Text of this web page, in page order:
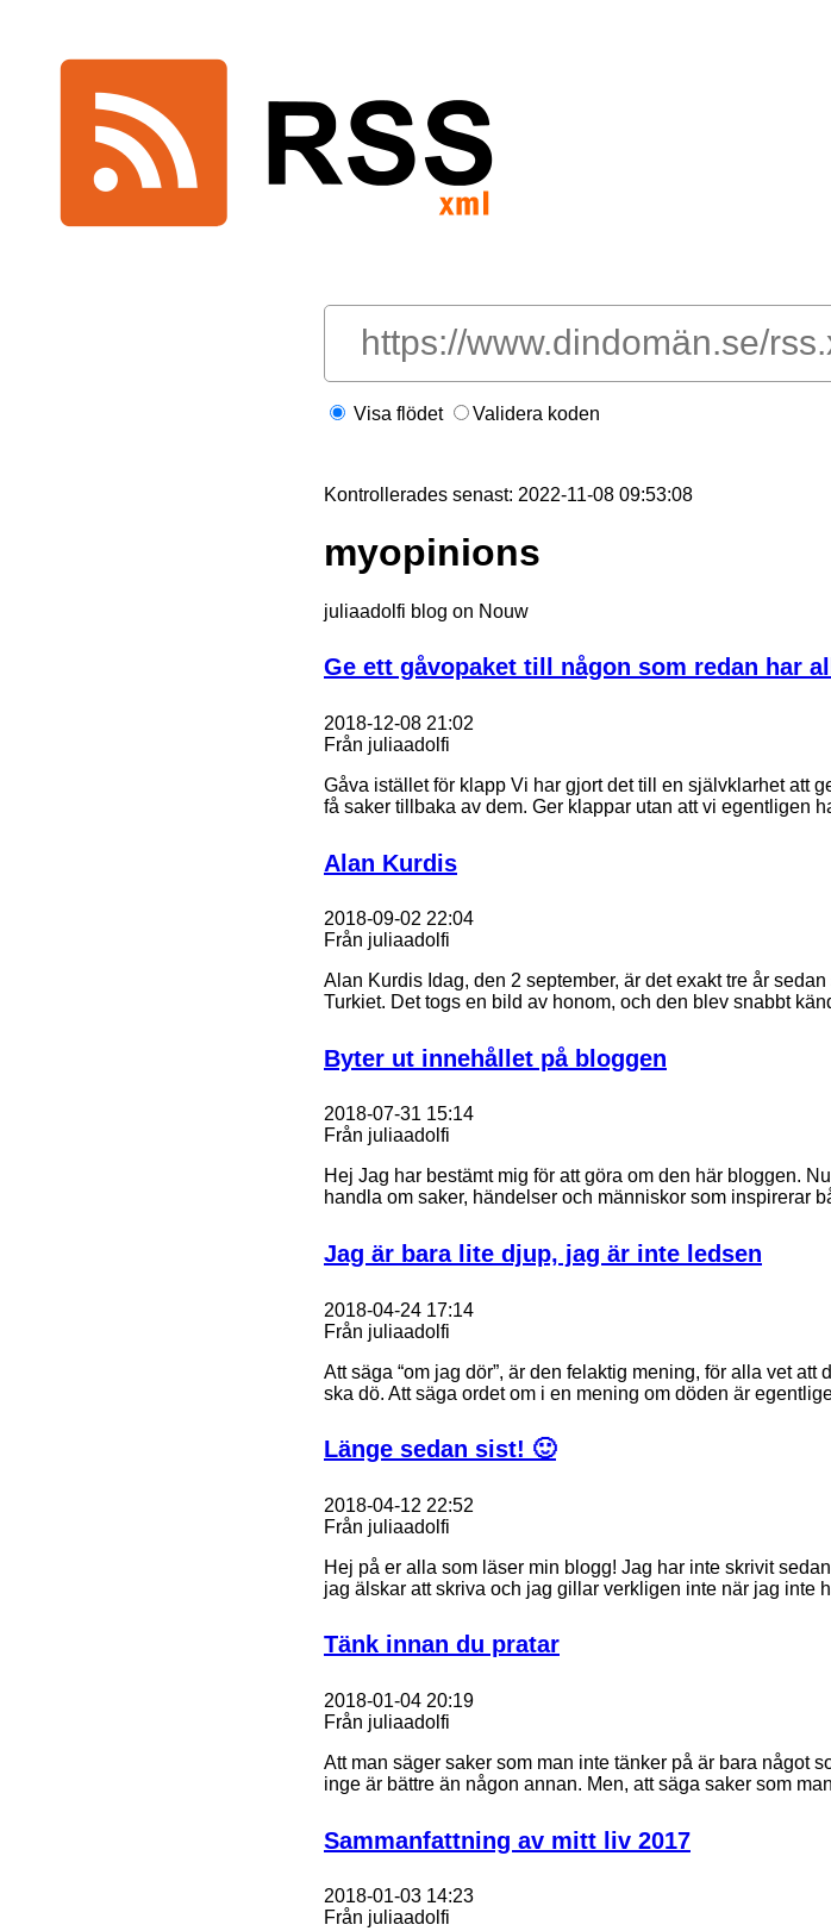
Visa flödet Validera koden
Kontrollerades senast: 2022-11-08 09:53:08
myopinions
juliaadolfi blog on Nouw
Ge ett gåvopaket till någon som redan har
2018-12-08 21:02
Från juliaadolfi
Gåva istället för klapp Vi har gjort det till en självklarhet att
få saker tillbaka av dem. Ger klappar utan att vi egentligen
Alan Kurdis
2018-09-02 22:04
Från juliaadolfi
Alan Kurdis Idag, den 2 september, är det exakt tre år
Turkiet. Det togs en bild av honom, och den blev snabbt
Byter ut innehållet på bloggen
2018-07-31 15:14
Från juliaadolfi
Hej Jag har bestämt mig för att göra om den här bloggen.
handla om saker, händelser och människor som inspirerar
Jag är bara lite djup, jag är inte ledsen
2018-04-24 17:14
Från juliaadolfi
Att säga “om jag dör”, är den felaktig mening, för alla vet
ska dö. Att säga ordet om i en mening om döden är
Länge sedan sist! 🙂
2018-04-12 22:52
Från juliaadolfi
Hej på er alla som läser min blogg! Jag har inte skrivit
jag älskar att skriva och jag gillar verkligen inte när jag inte
Tänk innan du pratar
2018-01-04 20:19
Från juliaadolfi
Att man säger saker som man inte tänker på är bara något
inge är bättre än någon annan. Men, att säga saker som
Sammanfattning av mitt liv 2017
2018-01-03 14:23
Från juliaadolfi